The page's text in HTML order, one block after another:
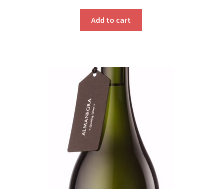
Add to cart